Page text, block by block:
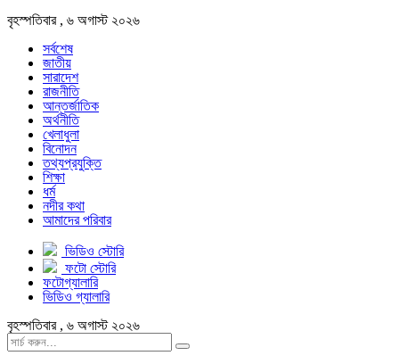
বৃহস্পতিবার , ৬ অগাস্ট ২০২৬
সর্বশেষ
জাতীয়
সারাদেশ
রাজনীতি
আন্তর্জাতিক
অর্থনীতি
খেলাধুলা
বিনোদন
তথ্যপ্রযুক্তি
শিক্ষা
ধর্ম
নদীর কথা
আমাদের পরিবার
ভিডিও স্টোরি
ফটো স্টোরি
ফটোগ্যালারি
ভিডিও গ্যালারি
বৃহস্পতিবার , ৬ অগাস্ট ২০২৬